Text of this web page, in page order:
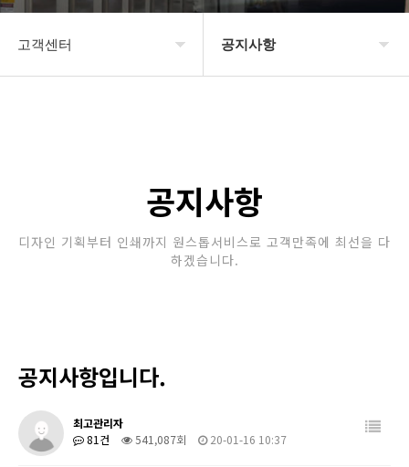
고객센터 공지사항
공지사항
디자인 기획부터 인쇄까지 원스톱서비스로 고객만족에 최선을 다
하겠습니다.
공지사항입니다.
최고관리자
81건
541,087회 20-01-16 10:37